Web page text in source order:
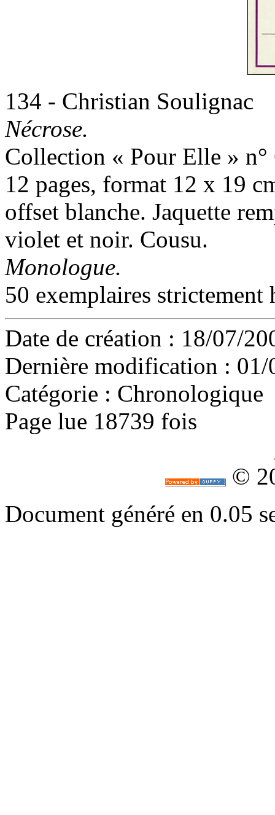
134 - Christian Soulignac
Nécrose.
Collection « Pour Elle » n°
12 pages, format 12 x 19
offset blanche. Jaquette
violet et noir. Cousu.
Monologue.
50 exemplaires strictement
Date de création : 18/07/
Dernière modification :
Catégorie : Chronologique
Page lue 18739 fois
©
Document généré en 0.05